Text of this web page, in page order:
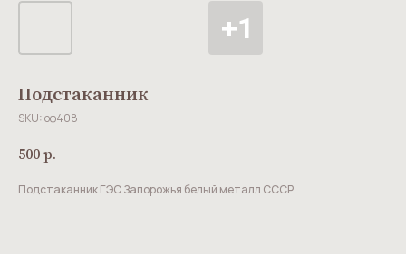
Подстаканник
SKU:оф408
500р.
Подстаканник ГЭС Запорожья белый металл СССР